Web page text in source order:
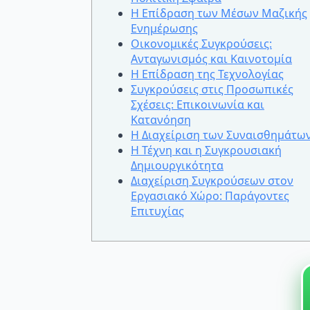
Η Επίδραση των Μέσων Μαζικής
Ενημέρωσης
Οικονομικές Συγκρούσεις:
Ανταγωνισμός και Καινοτομία
Η Επίδραση της Τεχνολογίας
Συγκρούσεις στις Προσωπικές
Σχέσεις: Επικοινωνία και
Κατανόηση
Η Διαχείριση των
Η Τέχνη και η Συγκρουσιακή
Δημιουργικότητα
Διαχείριση Συγκρούσεων στον
Εργασιακό Χώρο: Παράγοντες
Επιτυχίας